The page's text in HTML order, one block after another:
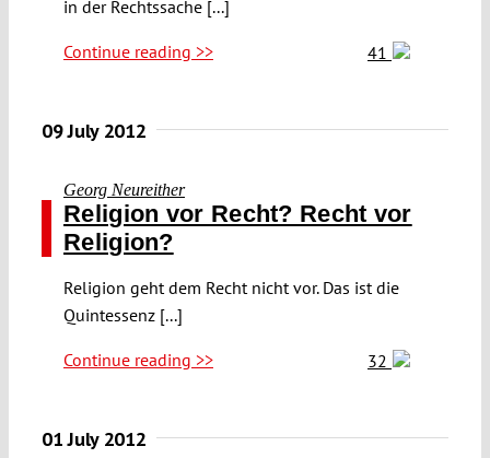
in der Rechtssache [...]
Continue reading >> 41
09 July 2012
Georg Neureither
Religion vor Recht? Recht vor
Religion?
Religion geht dem Recht nicht vor. Das ist die
Quintessenz [...]
Continue reading >> 32
01 July 2012